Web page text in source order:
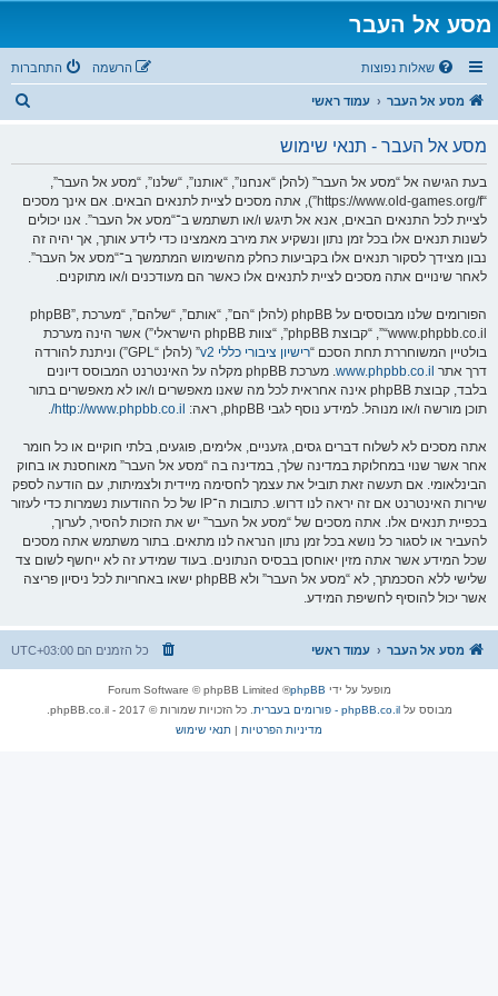
מסע אל העבר
שאלות נפוצות התחברות הרשמה
מסע אל העבר עמוד ראשי
מסע אל העבר - תנאי שימוש
בעת הגישה אל “מסע אל העבר” (להלן “אנחנו”, “אותנו”, “שלנו”, “מסע אל העבר”,
“https://www.old-games.org/f”), אתה מסכים לציית לתנאים הבאים. אם אינך מסכים
לציית לכל התנאים הבאים, אנא אל תיגש ו/או תשתמש ב־“מסע אל העבר”. אנו יכולים
לשנות תנאים אלו בכל זמן נתון ונשקיע את מירב מאמצינו כדי לידע אותך, אך יהיה זה
נבון מצידך לסקור תנאים אלו בקביעות כחלק מהשימוש המתמשך ב־“מסע אל העבר”.
לאחר שינויים אתה מסכים לציית לתנאים אלו כאשר הם מעודכנים ו/או מתוקנים.
הפורומים שלנו מבוססים על phpBB (להלן “הם”, “אותם”, “שלהם”, “מערכת phpBB”,
“www.phpbb.co.il”, “קבוצת phpBB”, “צוות phpBB הישראלי”) אשר הינה מערכת
בולטיין המשוחררת תחת הסכם “רישיון ציבורי כללי v2
” (להלן “GPL”) וניתנת להורדה
דרך אתר www.phpbb.co.il
. מערכת phpBB מקלה על האינטרנט המבוסס דיונים
בלבד, קבוצת phpBB אינה אחראית לכל מה שאנו מאפשרים ו/או לא מאפשרים בתור
תוכן מורשה ו/או מנוהל. למידע נוסף לגבי phpBB, ראה:
http://www.phpbb.co.il/
.
אתה מסכים לא לשלוח דברים גסים, גזעניים, אלימים, פוגעים, בלתי חוקיים או כל חומר
אחר אשר שנוי במחלוקת במדינה שלך, במדינה בה “מסע אל העבר” מאוחסנת או בחוק
הבינלאומי. אם תעשה זאת תוביל את עצמך לחסימה מיידית ולצמיתות, עם הודעה לספק
שירות האינטרנט אם זה יראה לנו דרוש. כתובות ה־IP של כל ההודעות נשמרות כדי לעזור
בכפיית תנאים אלו. אתה מסכים של “מסע אל העבר” יש את הזכות להסיר, לערוך,
להעביר או לסגור כל נושא בכל זמן נתון הנראה לנו מתאים. בתור משתמש אתה מסכים
שכל המידע אשר אתה מזין יאוחסן בבסיס הנתונים. בעוד שמידע זה לא ייחשף לשום צד
שלישי ללא הסכמתך, לא “מסע אל העבר” ולא phpBB ישאו באחריות לכל ניסיון פריצה
אשר יכול להוסיף לחשיפת המידע.
מסע אל העבר עמוד ראשי כל הזמנים הם UTC+03:00
מופעל על ידי phpBB
® Forum Software © phpBB Limited
מבוסס עלphpBB.co.il - פורומים בעברית
. כל הזכויות שמורות © 2017 - phpBB.co.il.
מדיניות הפרטיות | תנאי שימוש